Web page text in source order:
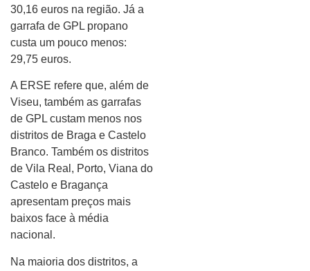
30,16 euros na região. Já a
garrafa de GPL propano
custa um pouco menos:
29,75 euros.
A ERSE refere que, além de
Viseu, também as garrafas
de GPL custam menos nos
distritos de Braga e Castelo
Branco. Também os distritos
de Vila Real, Porto, Viana do
Castelo e Bragança
apresentam preços mais
baixos face à média
nacional.
Na maioria dos distritos, a